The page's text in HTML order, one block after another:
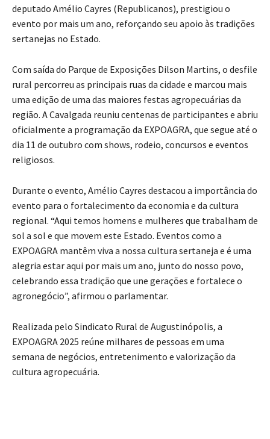
deputado Amélio Cayres (Republicanos), prestigiou o
evento por mais um ano, reforçando seu apoio às tradições
sertanejas no Estado.
Com saída do Parque de Exposições Dilson Martins, o desfile
rural percorreu as principais ruas da cidade e marcou mais
uma edição de uma das maiores festas agropecuárias da
região. A Cavalgada reuniu centenas de participantes e abriu
oficialmente a programação da EXPOAGRA, que segue até o
dia 11 de outubro com shows, rodeio, concursos e eventos
religiosos.
Durante o evento, Amélio Cayres destacou a importância do
evento para o fortalecimento da economia e da cultura
regional. “Aqui temos homens e mulheres que trabalham de
sol a sol e que movem este Estado. Eventos como a
EXPOAGRA mantêm viva a nossa cultura sertaneja e é uma
alegria estar aqui por mais um ano, junto do nosso povo,
celebrando essa tradição que une gerações e fortalece o
agronegócio”, afirmou o parlamentar.
Realizada pelo Sindicato Rural de Augustinópolis, a
EXPOAGRA 2025 reúne milhares de pessoas em uma
semana de negócios, entretenimento e valorização da
cultura agropecuária.